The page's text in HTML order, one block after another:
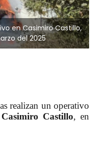
en Casimiro Castillo,
del 2025
realizan un operativo
Castillo, en